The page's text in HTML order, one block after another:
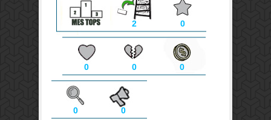
2 0
0 0 0
0 0